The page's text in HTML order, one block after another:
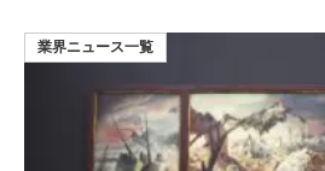
業界ニュース一覧